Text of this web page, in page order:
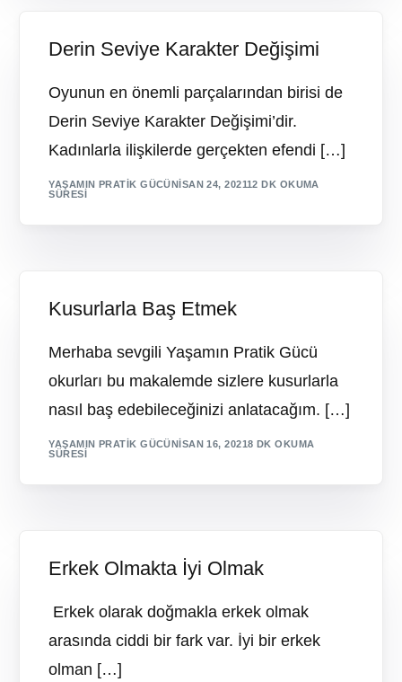
Derin Seviye Karakter Değişimi
Oyunun en önemli parçalarından birisi de
Derin Seviye Karakter Değişimi’dir.
Kadınlarla ilişkilerde gerçekten efendi […]
YAŞAMIN PRATIK GÜCÜNISAN 24, 202112 DK OKUMA
SÜRESI
Kusurlarla Baş Etmek
Merhaba sevgili Yaşamın Pratik Gücü
okurları bu makalemde sizlere kusurlarla
nasıl baş edebileceğinizi anlatacağım. […]
YAŞAMIN PRATIK GÜCÜNISAN 16, 20218 DK OKUMA
SÜRESI
Erkek Olmakta İyi Olmak
Erkek olarak doğmakla erkek olmak
arasında ciddi bir fark var. İyi bir erkek
olman […]